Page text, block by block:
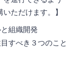
ただけます。】
組織開発
すべき３つのこと